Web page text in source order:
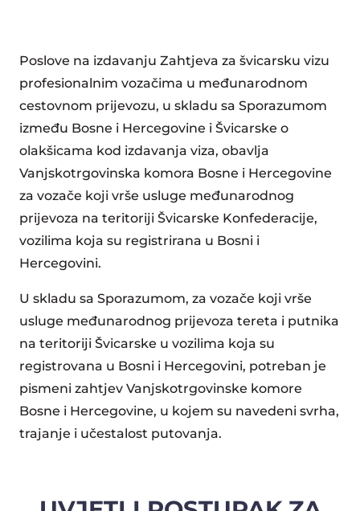
Poslove na izdavanju Zahtjeva za švicarsku vizu
profesionalnim vozačima u međunarodnom
cestovnom prijevozu, u skladu sa Sporazumom
između Bosne i Hercegovine i Švicarske o
olakšicama kod izdavanja viza, obavlja
Vanjskotrgovinska komora Bosne i Hercegovine
za vozače koji vrše usluge međunarodnog
prijevoza na teritoriji Švicarske Konfederacije,
vozilima koja su registrirana u Bosni i
Hercegovini.
U skladu sa Sporazumom, za vozače koji vrše
usluge međunarodnog prijevoza tereta i putnika
na teritoriji Švicarske u vozilima koja su
registrovana u Bosni i Hercegovini, potreban je
pismeni zahtjev Vanjskotrgovinske komore
Bosne i Hercegovine, u kojem su navedeni svrha,
trajanje i učestalost putovanja.